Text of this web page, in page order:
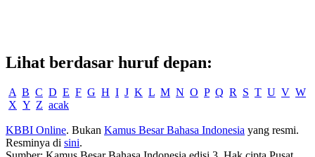
Lihat berdasar huruf depan:
A B C D E F G H I J K L M N O P Q R S T U V W
X Y Z acak
KBBI Online. Bukan Kamus Besar Bahasa Indonesia yang resmi.
Resminya di sini.